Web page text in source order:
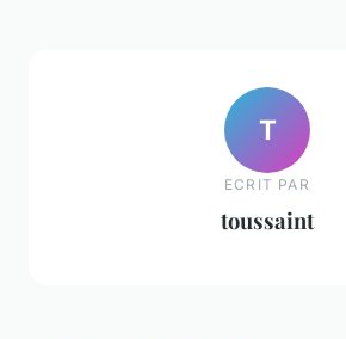
T
ECRIT PAR
toussaint